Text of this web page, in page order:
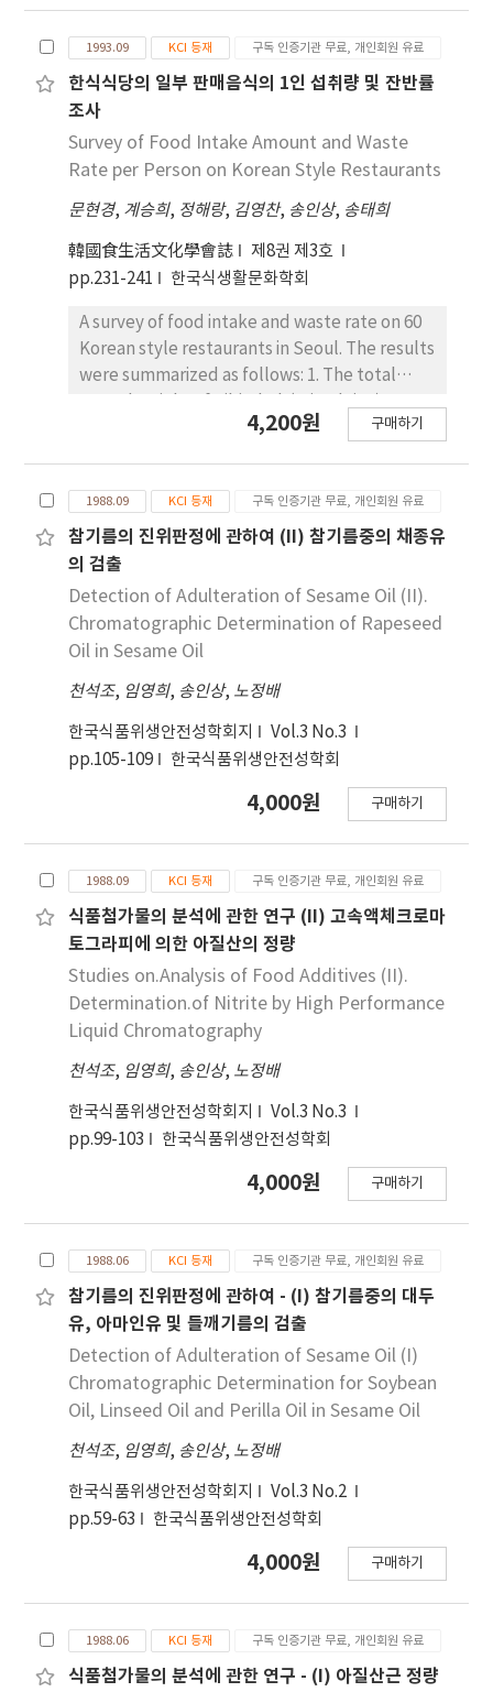
일인체노출량은 4.32×10^-4 ㎍/kg/day으로 산출
되었으며 선정된 식품 중에서 숯불구이닭고기의 노출
기여도가 가장 높았다. PAHs의 초과발암위해도는 만
성1일인체노출량과 BaP의 발암력인 7.3
(mg/kg/day)^-1을 고려하였을 때 3.44×10^-6, 백
만명동 3~4명 수준이어다. 우리나라 대표식단을 통한
PAHs 노출량을 반영할 수 있는 위해성 평가각 추후
multiple OP pesticides simultaneously or
sequentially. The OP pesticides act by
inhibiting the enzyme acetylcholinesterase
(AChE) and have available extensive
database. AChE is widely distributed
droughout the body, most importantly in the
nervous system. Inhibition of AChE results in
accumulation of acetylcholine in the nervous
system that results in clinical signs of
cholinergic toxicity, including increased
salivation and lacrimation, nausea and
vomiting, muscle fasciculation, lethargy and
fatigue, among others. To conduct an
exposure assessment for pesticides in the
diet, we need to know the food consumption
consumed. This study was conducted to
identify cumulative dietary risk due to
multiple OP pesticides that can be exposed
including cereals, vegetables and fruits were
collected randomly two times from food
markets in several sites (4 cities). The
subjected foods were selected by regarding
people. The 12 OP pesticides including
Acephate, Azinphos-methyl, Chlorpyrifos,
and Diazinon were monitored. For the
exposure assessment, general adult group of
60 kg body weight was regarded as target
population and food consumption data
consumed value of individual food Analyses
of samples for OP pesticides have been
carried out according to the multiclass
multiresidue analysis method and acephate
and methamidophos analysis method of
Korea Food Code. In general the levels of OP
pesticides found in the food samples were
very low or not detected. The detected
highest value was 0.282 ppm as methidathion
in mandarin and acephate, chlorpyrifos,
methamidophos and methidathion were
factor of proportionately corresponding
potency giving decreased AChE activity on
the basis of reference dose 0.3 ㎍/kg/day to
the chlorpyrifos was applied. The estimated
dietary daily intake of OP pesticide was 4.52
× 10^(-2) ㎍/kg/day as mean value. The
being considered together was 0.15. The HI
less than 1 indicates the exposure may be
lower than an acceptable level.
1993.09 KCI 등재 구독 인증기관 무료, 개인회원 유료
한식식당의 일부 판매음식의 1인 섭취량 및 잔반률
조사
Survey of Food Intake Amount and Waste
Rate per Person on Korean Style Restaurants
문현경, 계승희, 정해랑, 김영찬, 송인상, 송태희
韓國食生活文化學會誌
제8권 제3호
pp.231-241
한국식생활문화학회
A survey of food intake and waste rate on 60
Korean style restaurants in Seoul. The results
were summarized as follows: 1. The total
475.66 g per person, waste rate was 6.0%,
jeong-sik(Korean style full course food) were
served with many kinds and varied numbers
of side dishes, and waste rate of those were
higher than other menu items. 3. The average
serving size of Naeng-myeun(Cold noodle)
was 641.00 g, and the waste rate was 11.1%.
4. Man-du kuk(dumpling soup) was served
695.34 g. Most of side dishes served has high
waste rate which is more than 50%, average.
5. Seol-nong tang(meat soup) was served
755.70 g, side dishes of that were simple such
as kak-du-ki or paek kimchi. The average
gae-jang(Hot meat soup) was 494.83 g a
person, waste rate of that were 24.1%, and
minimum and maximum waste rate of side
dishes were 3.3, 100%, respectively. 6. Kimchi
chigae(Kimchi stew) and Doen-jang
chigae(fermented soy stew) were served
with varied number of side dishes. 7. Deong-
sim gui(grilled meat) and Pulgogi(grilled
308.98 g. The average waste rate of those
were 0.7% and 5.8%, respectively. But waste
rate of side dishes was 33%. We would like to
decrease waste rate by proposing
recommended items and weight of some
food for 「Good Menu」.
4,200원 구매하기
1988.09 KCI 등재 구독 인증기관 무료, 개인회원 유료
참기름의 진위판정에 관하여 (II) 참기름중의 채종유
의 검출
Detection of Adulteration of Sesame Oil (II).
Chromatographic Determination of Rapeseed
Oil in Sesame Oil
천석조, 임영희, 송인상, 노정배
한국식품위생안전성학회지
Vol.3 No.3
pp.105-109
한국식품위생안전성학회
4,000원 구매하기
1988.09 KCI 등재 구독 인증기관 무료, 개인회원 유료
식품첨가물의 분석에 관한 연구 (II) 고속액체크로마
토그라피에 의한 아질산의 정량
Studies on.Analysis of Food Additives (II).
Determination.of Nitrite by High Performance
Liquid Chromatography
천석조, 임영희, 송인상, 노정배
한국식품위생안전성학회지
Vol.3 No.3
pp.99-103
한국식품위생안전성학회
4,000원 구매하기
1988.06 KCI 등재 구독 인증기관 무료, 개인회원 유료
참기름의 진위판정에 관하여 - (I) 참기름중의 대두
유, 아마인유 및 들깨기름의 검출
Detection of Adulteration of Sesame Oil (I)
Chromatographic Determination for Soybean
Oil, Linseed Oil and Perilla Oil in Sesame Oil
천석조, 임영희, 송인상, 노정배
한국식품위생안전성학회지
Vol.3 No.2
pp.59-63
한국식품위생안전성학회
4,000원 구매하기
1988.06 KCI 등재 구독 인증기관 무료, 개인회원 유료
식품첨가물의 분석에 관한 연구 - (I) 아질산근 정량